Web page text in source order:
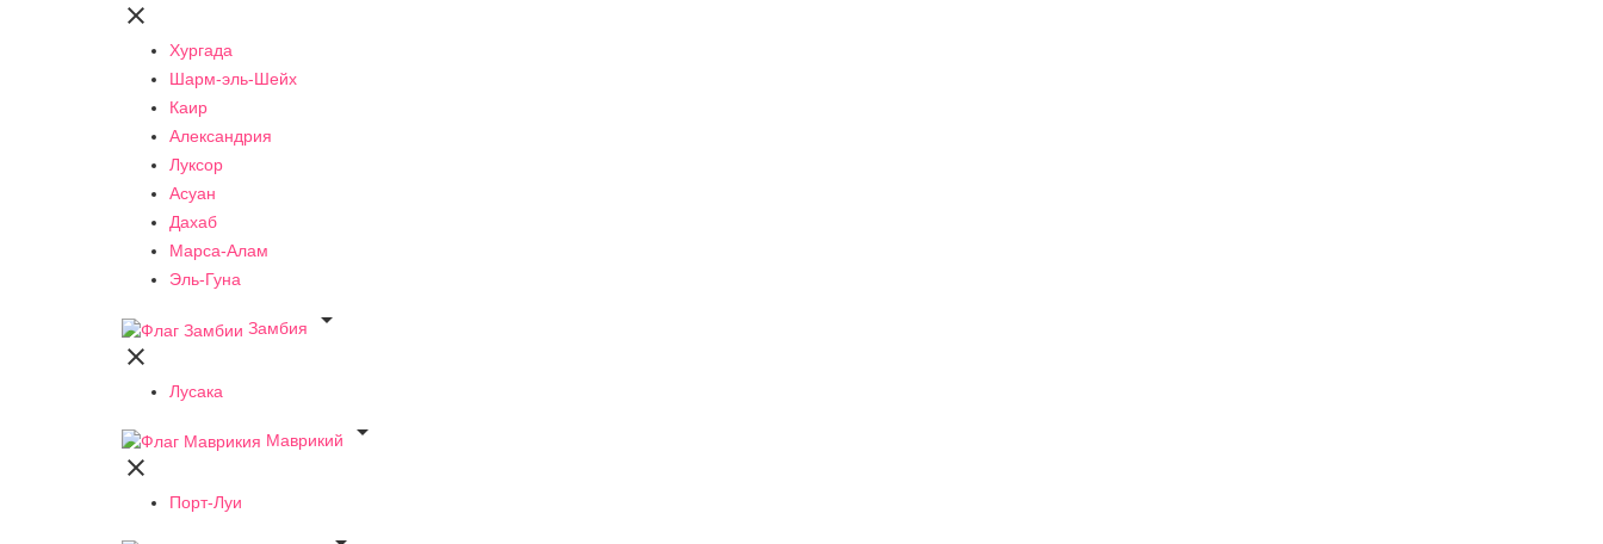

Хургада
Шарм-эль-Шейх
Каир
Александрия
Луксор
Асуан
Дахаб
Марса-Алам
Эль-Гуна
Замбия


Лусака
Маврикий


Порт-Луи